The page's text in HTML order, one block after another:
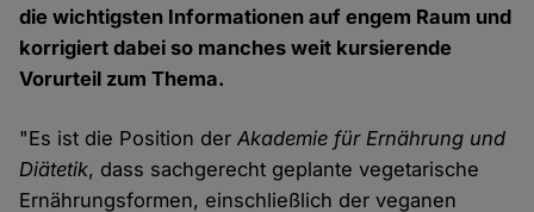
die wichtigsten Informationen auf engem Raum und
korrigiert dabei so manches weit kursierende
Vorurteil zum Thema.
"Es ist die Position derAkademie für Ernährung und
Diätetik, dass sachgerecht geplante vegetarische
Ernährungsformen, einschließlich der veganen